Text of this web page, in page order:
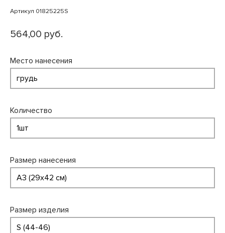
Артикул 01825225S
564,00 руб.
Место нанесения
Количество
Размер нанесения
Размер изделия